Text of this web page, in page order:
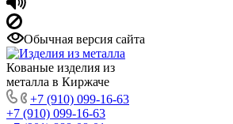
Обычная версия сайта
Кованые изделия из
металла в Киржаче
+7 (910) 099-16-63
+7 (910) 099-16-63